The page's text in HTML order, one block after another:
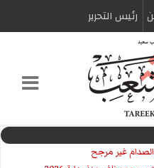
رئیس التحریر
غير مرجح